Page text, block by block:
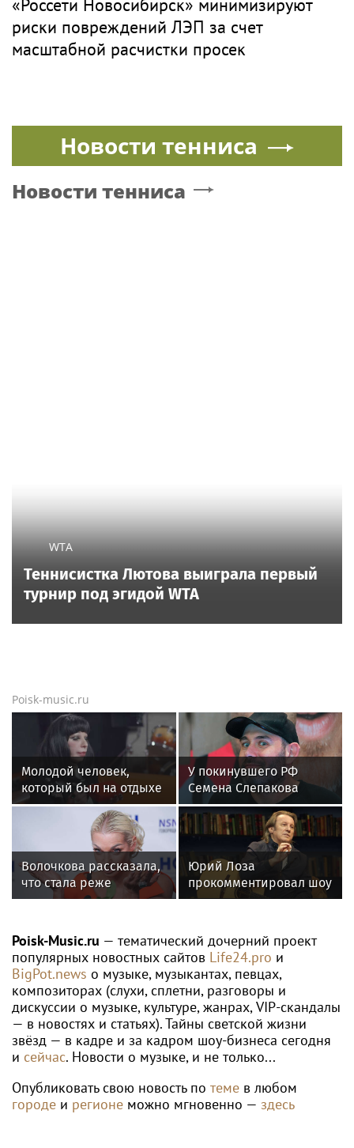
Месть продюсера, слухи о Березовском и
счастье в четвёртом браке
риски повреждений ЛЭП за счет
масштабной расчистки просек
Новости тенниса
WTA
Теннисистка Лютова выиграла первый
турнир под эгидой WTA